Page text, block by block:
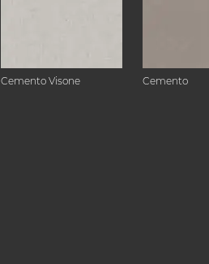
Cemento Visone Cemento